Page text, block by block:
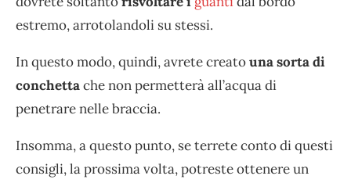
estremo, arrotolandoli su stessi.
In questo modo, quindi, avrete creatouna sorta di
conchettache non permetterà all’acqua di
penetrare nelle braccia.
Insomma, a questo punto, se terrete conto di questi
consigli, la prossima volta, potreste ottenere un